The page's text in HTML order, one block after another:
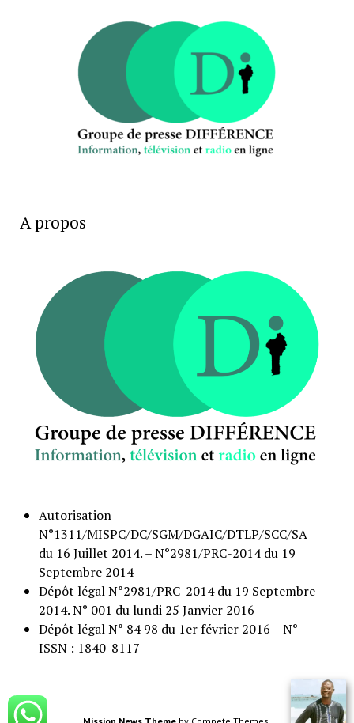
A propos
Autorisation
N°1311/MISPC/DC/SGM/DGAIC/DTLP/SCC/SA
du 16 Juillet 2014. – N°2981/PRC-2014 du 19
Septembre 2014
Dépôt légal N°2981/PRC-2014 du 19 Septembre
2014. N° 001 du lundi 25 Janvier 2016
Dépôt légal N° 84 98 du 1er février 2016 – N°
ISSN : 1840-8117